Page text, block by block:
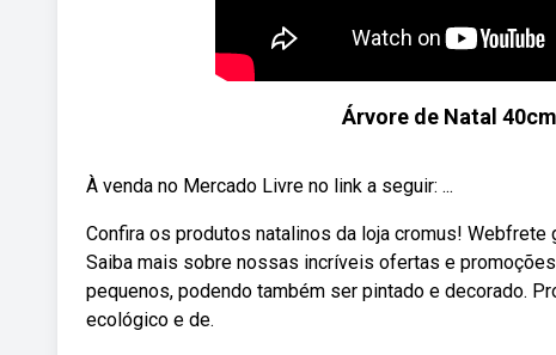
Árvore de Natal
À venda no Mercado Livre no link a seguir: ...
Confira os produtos natalinos da loja cromus!
Saiba mais sobre nossas incríveis ofertas e
pequenos, podendo também ser pintado e decorado.
ecológico e de.